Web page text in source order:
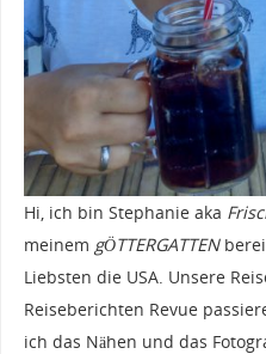
Hi, ich bin Stephanie aka
meinem gÖTTERGATTEN
Liebsten die USA. Unsere
Reiseberichten Revue
ich das Nähen und das